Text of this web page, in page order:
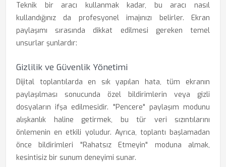
Teknik bir aracı kullanmak kadar, bu aracı nasıl
kullandığınız da profesyonel imajınızı belirler. Ekran
paylaşımı sırasında dikkat edilmesi gereken temel
unsurlar şunlardır:
Gizlilik ve Güvenlik Yönetimi
Dijital toplantılarda en sık yapılan hata, tüm ekranın
paylaşılması sonucunda özel bildirimlerin veya gizli
dosyaların ifşa edilmesidir. "Pencere" paylaşım modunu
alışkanlık haline getirmek, bu tür veri sızıntılarını
önlemenin en etkili yoludur. Ayrıca, toplantı başlamadan
önce bildirimleri "Rahatsız Etmeyin" moduna almak,
kesintisiz bir sunum deneyimi sunar.